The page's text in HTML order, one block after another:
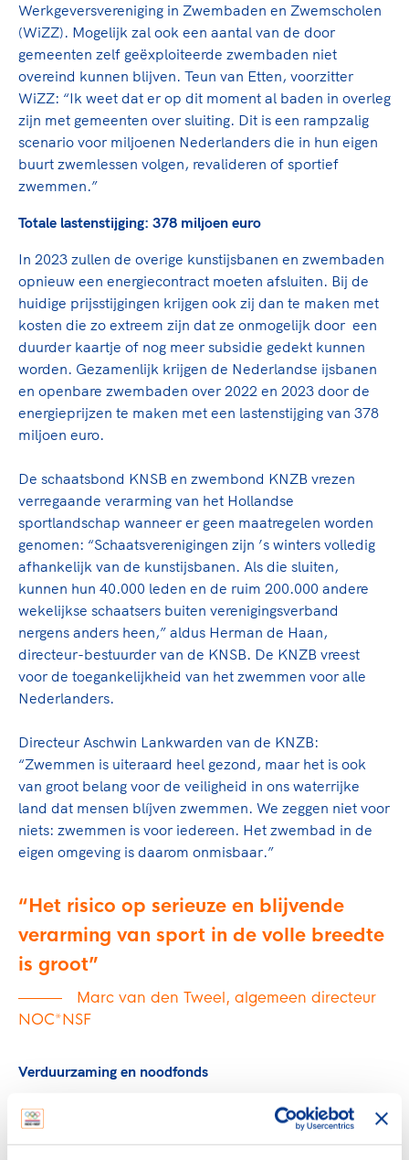
Werkgeversvereniging in Zwembaden en Zwemscholen
(WiZZ). Mogelijk zal ook een aantal van de door
gemeenten zelf geëxploiteerde zwembaden niet
overeind kunnen blijven. Teun van Etten, voorzitter
WiZZ: “Ik weet dat er op dit moment al baden in overleg
zijn met gemeenten over sluiting. Dit is een rampzalig
scenario voor miljoenen Nederlanders die in hun eigen
buurt zwemlessen volgen, revalideren of sportief
zwemmen.”
Totale lastenstijging: 378 miljoen euro
In 2023 zullen de overige kunstijsbanen en zwembaden
opnieuw een energiecontract moeten afsluiten. Bij de
huidige prijsstijgingen krijgen ook zij dan te maken met
kosten die zo extreem zijn dat ze onmogelijk door een
duurder kaartje of nog meer subsidie gedekt kunnen
worden. Gezamenlijk krijgen de Nederlandse ijsbanen
en openbare zwembaden over 2022 en 2023 door de
energieprijzen te maken met een lastenstijging van 378
miljoen euro.
De schaatsbond KNSB en zwembond KNZB vrezen
verregaande verarming van het Hollandse
sportlandschap wanneer er geen maatregelen worden
genomen: “Schaatsverenigingen zijn ’s winters volledig
afhankelijk van de kunstijsbanen. Als die sluiten,
kunnen hun 40.000 leden en de ruim 200.000 andere
wekelijkse schaatsers buiten verenigingsverband
nergens anders heen,” aldus Herman de Haan,
directeur-bestuurder van de KNSB. De KNZB vreest
voor de toegankelijkheid van het zwemmen voor alle
Nederlanders.
Directeur Aschwin Lankwarden van de KNZB:
“Zwemmen is uiteraard heel gezond, maar het is ook
van groot belang voor de veiligheid in ons waterrijke
land dat mensen blíjven zwemmen. We zeggen niet voor
niets: zwemmen is voor iedereen. Het zwembad in de
eigen omgeving is daarom onmisbaar.”
Het risico op serieuze en blijvende
verarming van sport in de volle breedte
is groot
Marc van den Tweel, algemeen directeur
NOC*NSF
Verduurzaming en noodfonds
Een structurele oplossing voor het probleem is het
verduurzamen van de energiehuishouding van de